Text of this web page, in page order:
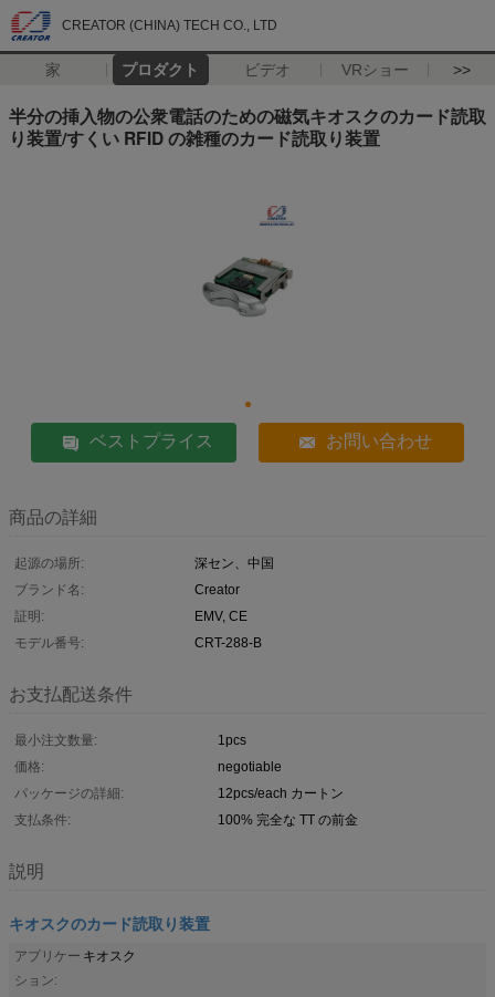
CREATOR (CHINA) TECH CO., LTD
家 プロダクト ビデオ VRショー >>
半分の挿入物の公衆電話のための磁気キオスクのカード読取
り装置/すくい RFID の雑種のカード読取り装置
ベストプライス お問い合わせ
商品の詳細
起源の場所:
深セン、中国
ブランド名:
Creator
証明:
EMV, CE
モデル番号:
CRT-288-B
お支払配送条件
最小注文数量:
1pcs
価格:
negotiable
パッケージの詳細:
12pcs/each カートン
支払条件:
100% 完全な TT の前金
説明
キオスクのカード読取り装置
アプリケー
ション:
キオスク